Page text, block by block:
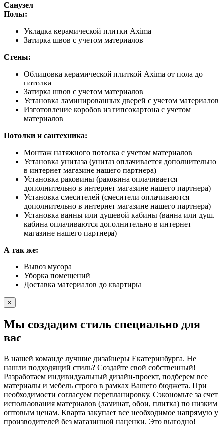
Санузел
Полы:
Укладка керамической плитки Axima
Затирка швов с учетом материалов
Стены:
Облицовка керамической плиткой Axima от пола до
потолка
Затирка швов с учетом материалов
Установка ламинированных дверей с учетом материалов
Изготовление коробов из гипсокартона с учетом
материалов
Потолки и сантехника:
Монтаж натяжного потолка с учетом материалов
Установка унитаза (унитаз оплачивается дополнительно
в интернет магазине нашего партнера)
Установка раковины (раковина оплачивается
дополнительно в интернет магазине нашего партнера)
Установка смесителей (смесители оплачиваются
дополнительно в интернет магазине нашего партнера)
Установка ванны или душевой кабины (ванна или душ.
кабина оплачиваются дополнительно в интернет
магазине нашего партнера)
А так же:
Вывоз мусора
Уборка помещений
Доставка материалов до квартиры
×
Мы создадим стиль специально для
вас
В нашей команде лучшие дизайнеры Екатеринбурга. Не
нашли подходящий стиль? Создайте свой собственный!
Разработаем индивидуальный дизайн-проект, подберем все
материалы и мебель строго в рамках Вашего бюджета. При
необходимости согласуем перепланировку. Сэкономьте за счет
использования материалов (ламинат, обои, плитка) по низким
оптовым ценам. Кварта закупает все необходимое напрямую у
производителей без магазинной наценки. Это выгодно!